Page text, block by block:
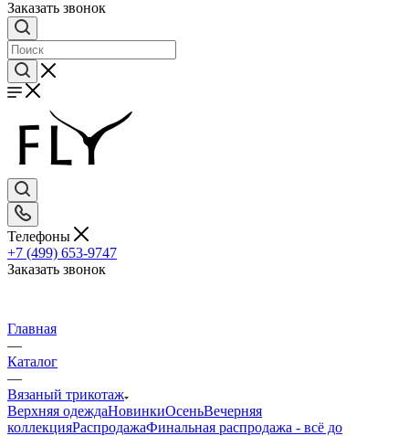
Заказать звонок
Телефоны
+7 (499) 653-9747
Заказать звонок
Главная
—
Каталог
—
Вязаный трикотаж
Верхняя одеждаНовинкиОсеньВечерняя
коллекцияРаспродажаФинальная распродажа - всё до